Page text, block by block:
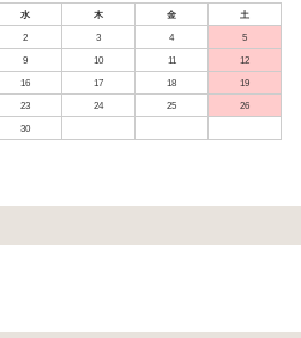
水 木 金
土
2 3 4
5
9 10 11
12
16 17 18
19
23 24 25
26
30